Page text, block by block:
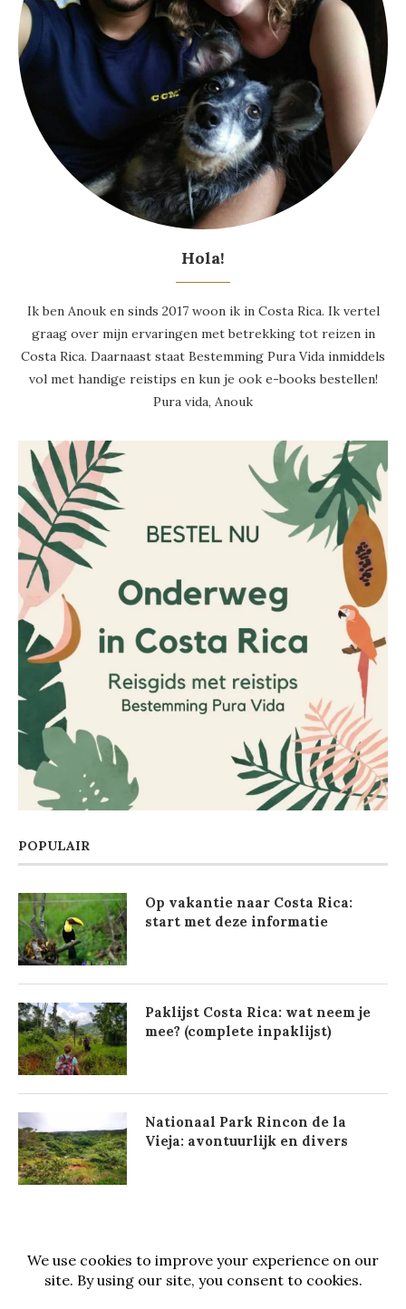
Hola!
Ik ben Anouk en sinds 2017 woon ik in Costa Rica. Ik vertel
graag over mijn ervaringen met betrekking tot reizen in
Costa Rica. Daarnaast staat Bestemming Pura Vida inmiddels
vol met handige reistips en kun je ook e-books bestellen!
Pura vida, Anouk
POPULAIR
Op vakantie naar Costa Rica:
start met deze informatie
Paklijst Costa Rica: wat neem je
mee? (complete inpaklijst)
Nationaal Park Rincon de la
Vieja: avontuurlijk en divers